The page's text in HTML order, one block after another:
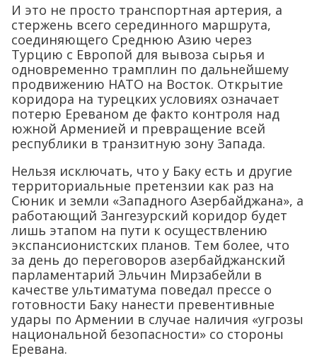
И это не просто транспортная артерия, а
стержень всего серединного маршрута,
соединяющего Среднюю Азию через
Турцию с Европой для вывоза сырья и
одновременно трамплин по дальнейшему
продвижению НАТО на Восток. Открытие
коридора на турецких условиях означает
потерю Ереваном де факто контроля над
южной Арменией и превращение всей
республики в транзитную зону Запада.
Нельзя исключать, что у Баку есть и другие
территориальные претензии как раз на
Сюник и земли «Западного Азербайджана», а
работающий Зангезурский коридор будет
лишь этапом на пути к осуществлению
экспансионистских планов. Тем более, что
за день до переговоров азербайджанский
парламентарий Эльчин Мирзабейли в
качестве ультиматума поведал прессе о
готовности Баку нанести превентивные
удары по Армении в случае наличия «угрозы
национальной безопасности» со стороны
Еревана.